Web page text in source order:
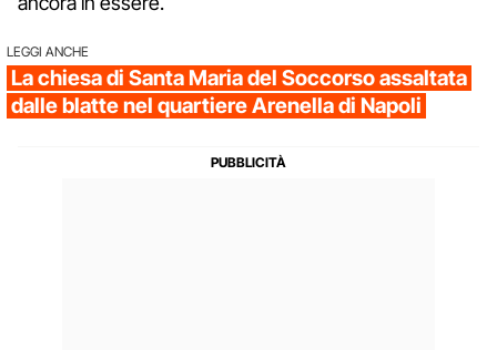
LEGGI ANCHE
La chiesa di Santa Maria del Soccorso assaltata
dalle blatte nel quartiere Arenella di Napoli